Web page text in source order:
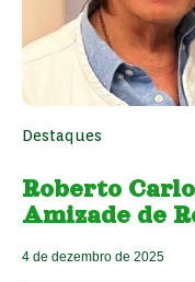
Destaques
Roberto
Amizade de
4 de dezembro de 2025